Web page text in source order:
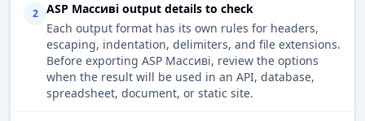
2
ASP Массиві output details to check
Each output format has its own rules for headers,
escaping, indentation, delimiters, and file extensions.
Before exporting ASP Массиві, review the options
when the result will be used in an API, database,
spreadsheet, document, or static site.